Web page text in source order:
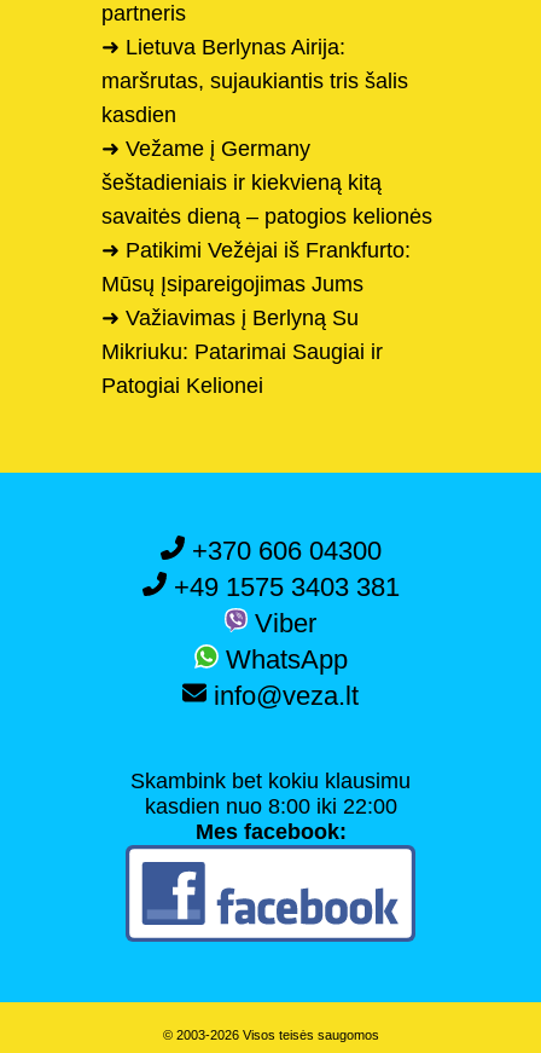
partneris
➜ Lietuva Berlynas Airija:
maršrutas, sujaukiantis tris šalis
kasdien
➜ Vežame į Germany
šeštadieniais ir kiekvieną kitą
savaitės dieną – patogios kelionės
➜ Patikimi Vežėjai iš Frankfurto:
Mūsų Įsipareigojimas Jums
➜ Važiavimas į Berlyną Su
Mikriuku: Patarimai Saugiai ir
Patogiai Kelionei
+370 606 04300
+49 1575 3403 381
Viber
WhatsApp
info@veza.lt
Skambink bet kokiu klausimu
kasdien nuo 8:00 iki 22:00
Mes facebook:
© 2003-2026 Visos teisės saugomos